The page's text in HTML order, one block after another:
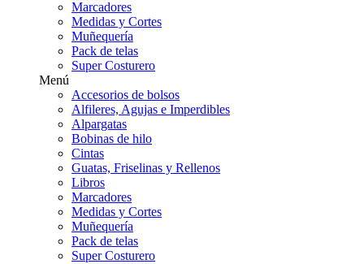
Marcadores
Medidas y Cortes
Muñequería
Pack de telas
Super Costurero
Menú
Accesorios de bolsos
Alfileres, Agujas e Imperdibles
Alpargatas
Bobinas de hilo
Cintas
Guatas, Friselinas y Rellenos
Libros
Marcadores
Medidas y Cortes
Muñequería
Pack de telas
Super Costurero